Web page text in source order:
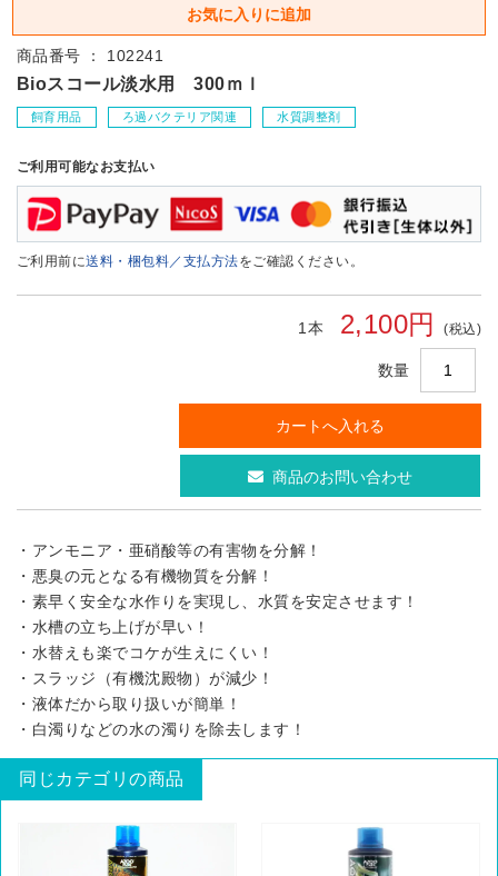
商品番号 ： 102241
Bioスコール淡水用 300ｍｌ
飼育用品 ろ過バクテリア関連 水質調整剤
ご利用可能なお支払い
ご利用前に送料・梱包料／支払方法をご確認ください。
1本 2,100円(税込)
数量
商品のお問い合わせ
・アンモニア・亜硝酸等の有害物を分解！
・悪臭の元となる有機物質を分解！
・素早く安全な水作りを実現し、水質を安定させます！
・水槽の立ち上げが早い！
・水替えも楽でコケが生えにくい！
・スラッジ（有機沈殿物）が減少！
・液体だから取り扱いが簡単！
・白濁りなどの水の濁りを除去します！
同じカテゴリの商品